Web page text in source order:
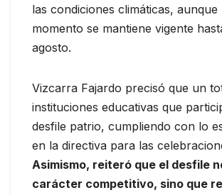
las condiciones climáticas,
momento se mantiene vigente
agosto.
Vizcarra Fajardo precisó que un
instituciones educativas que
desfile patrio, cumpliendo con lo
en la directiva para las
Asimismo, reiteró que el desfile
carácter competitivo, sino que